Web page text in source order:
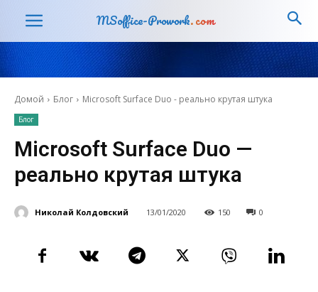
MSoffice-Prowork.com
Домой Блог Microsoft Surface Duo - реально крутая штука
Блог
Microsoft Surface Duo —
реально крутая штука
Николай Колдовский 13/01/2020 150 0